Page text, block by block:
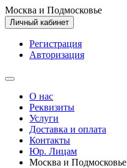
Москва и Подмосковье
Личный кабинет
Регистрация
Авторизация
О нас
Реквизиты
Услуги
Доставка и оплата
Контакты
Юр. Лицам
Москва и Подмосковье